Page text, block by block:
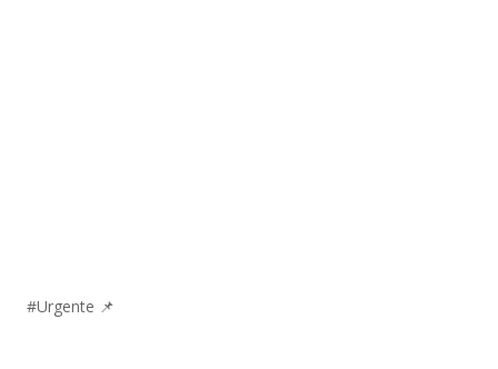
#Urgente 📌